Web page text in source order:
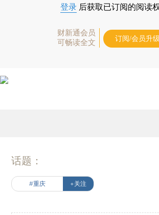
登录 后获取已订阅的阅读
财新通会员
可畅读全文
订阅/会员升级
话题：
#重庆 +关注